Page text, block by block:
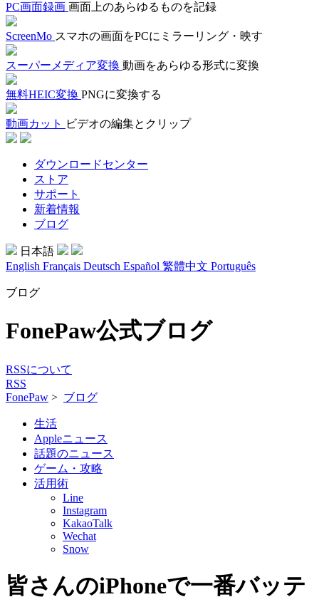
PC画面録画 画面上のあらゆるものを記録
ScreenMo スマホの画面をPCにミラーリング・映す
スーパーメディア変換 動画をあらゆる形式に変換
無料HEIC変換 PNGに変換する
動画カット ビデオの編集とクリップ
ダウンロードセンター
ストア
サポート
新着情報
ブログ
日本語
English Français Deutsch Español 繁體中文 Português
ブログ
FonePaw公式ブログ
RSSについて
RSS
FonePaw > ブログ
生活
Appleニュース
話題のニュース
ゲーム・攻略
活用術
Line
Instagram
KakaoTalk
Wechat
Snow
皆さんのiPhoneで一番バッテ